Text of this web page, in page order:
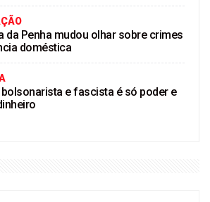
da Penha mudou olhar sobre crimes
doméstica
bolsonarista e fascista é só poder e